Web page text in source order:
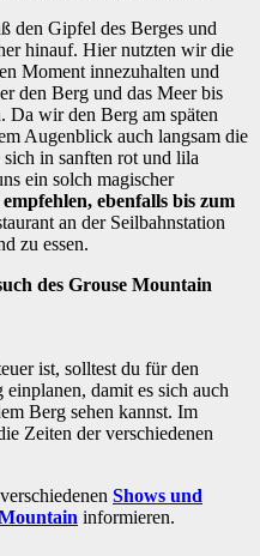
den Gipfel des Berges und
hinauf. Hier nutzten wir die
Moment innezuhalten und
den Berg und das Meer bis
Da wir den Berg am späten
Augenblick auch langsam die
in sanften rot und lila
ein solch magischer
empfehlen, ebenfalls bis zum
an der Seilbahnstation
zu essen.
des Grouse Mountain
ist, solltest du für den
damit es sich auch
Berg sehen kannst. Im
Zeiten der verschiedenen
Shows und
informieren.